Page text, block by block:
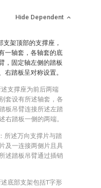
Hide Dependent
架顶部的支撑座，
一轴套，各轴套的底
，固定轴左侧的踏板
踏板呈对称设置。
支撑座为前后两端
套设有所述轴套，各
板吊臂连接所述左踏
右踏板一侧的两端。
所述万向支撑片与踏
及一连接两侧片且具
述踏板吊臂通过插销
底部支架包括T字形